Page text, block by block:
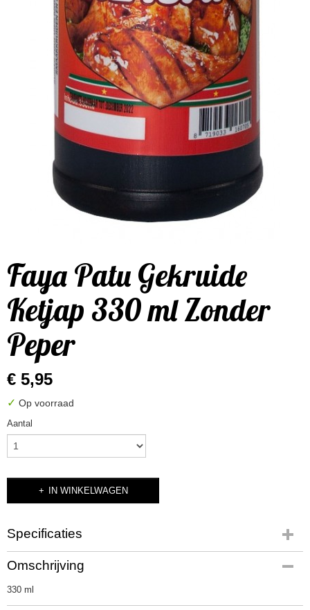
Faya Patu Gekruide
Ketjap 330 ml Zonder
Peper
€ 5,95
✓ Op voorraad
Aantal
IN WINKELWAGEN
Specificaties
Bruto gewicht
0,40 Kg
Omschrijving
330 ml